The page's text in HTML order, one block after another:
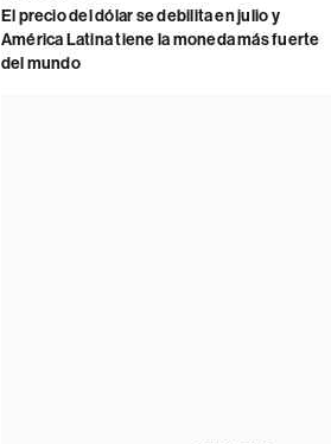
El precio del dólar se debilita en julio y
América Latina tiene la moneda más fuerte
del mundo